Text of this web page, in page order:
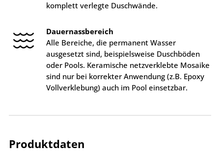
komplett verlegte Duschwände.
Dauernassbereich
Alle Bereiche, die permanent Wasser
ausgesetzt sind, beispielsweise Duschböden
oder Pools. Keramische netzverklebte Mosaike
sind nur bei korrekter Anwendung (z.B. Epoxy
Vollverklebung) auch im Pool einsetzbar.
Produktdaten